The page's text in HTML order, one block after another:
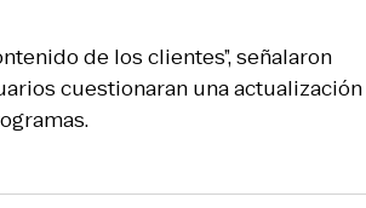
de los clientes”, señalaron
cuestionaran una actualización